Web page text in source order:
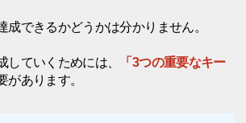
成できるかどうかは分かりません。
していくためには、
「3つの重要なキー
があります。